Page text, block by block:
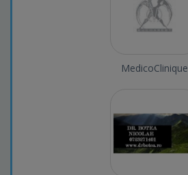
MedicoClinique